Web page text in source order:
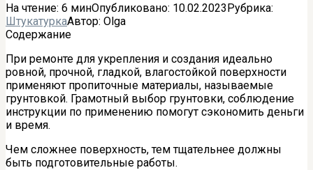
На чтение: 6 минОпубликовано: 10.02.2023Рубрика:
ШтукатуркаАвтор: Olga
Содержание
При ремонте для укрепления и создания идеально
ровной, прочной, гладкой, влагостойкой поверхности
применяют пропиточные материалы, называемые
грунтовкой. Грамотный выбор грунтовки, соблюдение
инструкции по применению помогут сэкономить деньги
и время.
Чем сложнее поверхность, тем тщательнее должны
быть подготовительные работы.